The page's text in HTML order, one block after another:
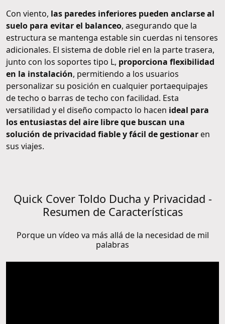
Con viento, las paredes inferiores pueden anclarse al
suelo para evitar el balanceo, asegurando que la
estructura se mantenga estable sin cuerdas ni tensores
adicionales. El sistema de doble riel en la parte trasera,
junto con los soportes tipo L, proporciona flexibilidad
en la instalación, permitiendo a los usuarios
personalizar su posición en cualquier portaequipajes
de techo o barras de techo con facilidad. Esta
versatilidad y el diseño compacto lo hacen ideal para
los entusiastas del aire libre que buscan una
solución de privacidad fiable y fácil de gestionaren
sus viajes.
Quick Cover Toldo Ducha y Privacidad -
Resumen de Características
Porque un vídeo va más allá de la necesidad de mil
palabras